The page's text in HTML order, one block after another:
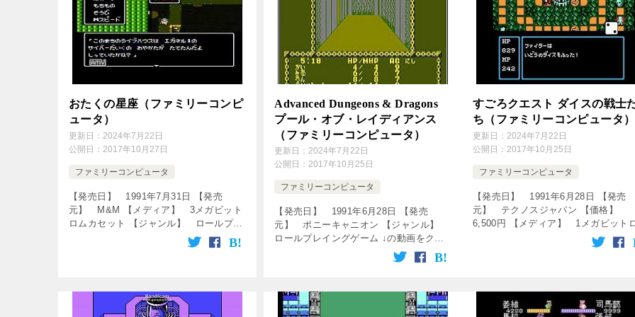
おたくの星座（ファミリーコンピ
ュータ）
更新日： 2024年7月22日
公開日： 2017年10月27日
ファミリーコンピュータ
【発売日】 1991年7月31日 【発売
元】 M&M 【メディア】 3メガビット
ロムカセット 【ジャンル】 ロールプレ
イングゲーム 【ストーリー】 本宮ひろ
志 【キャラクターデザイン】 江口寿史
Advanced Dungeons & Dragons
プール・オブ・レイディアンス
（ファミリーコンピュータ）
更新日： 2024年7月22日
公開日： 2017年10月25日
ファミリーコンピュータ
【発売日】 1991年6月28日 【発売
元】 ポニーキャニオン 【ジャンル】
ロールプレイングゲーム ↓の動画をクリ
ック！動画を楽しめます♪ [famicon-sita]
すごろクエスト ダイスの戦士
ち（ファミリーコンピュータ）
更新日： 2024年7月22日
公開日： 2017年10月25日
ファミリーコンピュータ
【発売日】 1991年6月28日 【発売
元】 テクノスジャパン 【価格】
6,500円 【メディア】 1メガビットロ
カセット 【ジャンル】 ロールプレ
グゲーム 【デザイナー】 白戸政男